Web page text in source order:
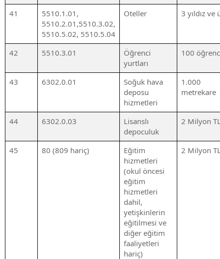
41
5510.1.01,
5510.2.01,5510.3.02,
5510.5.02, 5510.5.04
Oteller 3 yıldız ve
42 5510.3.01
Öğrenci
yurtları
100
43 6302.0.01
Soğuk hava
deposu
hizmetleri
1.000
metrekare
44 6302.0.03
Lisanslı
depoculuk
2 Milyon
45 80 (809 hariç)
Eğitim
hizmetleri
(okul öncesi
eğitim
hizmetleri
dahil,
yetişkinlerin
eğitilmesi ve
diğer eğitim
faaliyetleri
hariç)
2 Milyon